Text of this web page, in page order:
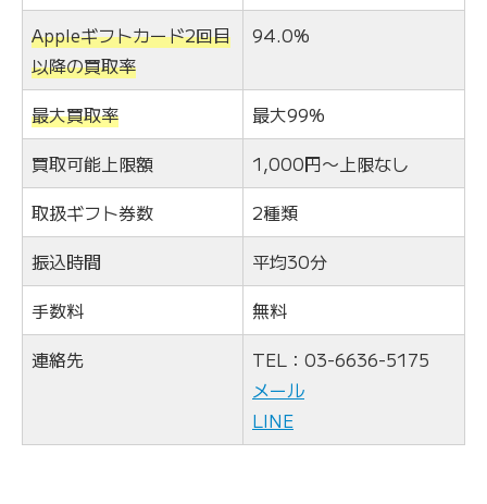
Appleギフトカード2回目
以降の買取率
94.0%
最大買取率
最大99%
買取可能上限額
1,000円〜上限なし
取扱ギフト券数
2種類
振込時間
平均30分
手数料
無料
連絡先
TEL：03-6636-5175
メール
LINE